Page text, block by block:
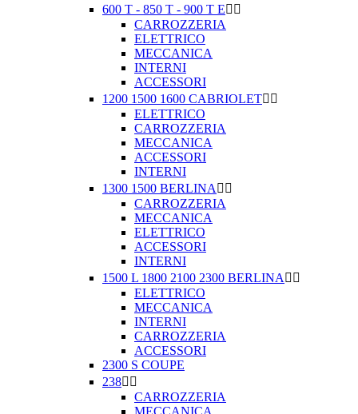
600 T - 850 T - 900 T E 
CARROZZERIA
ELETTRICO
MECCANICA
INTERNI
ACCESSORI
1200 1500 1600 CABRIOLET 
ELETTRICO
CARROZZERIA
MECCANICA
ACCESSORI
INTERNI
1300 1500 BERLINA  
CARROZZERIA
MECCANICA
ELETTRICO
ACCESSORI
INTERNI
1500 L 1800 2100 2300 BERLINA  
ELETTRICO
MECCANICA
INTERNI
CARROZZERIA
ACCESSORI
2300 S COUPE
238 
CARROZZERIA
MECCANICA